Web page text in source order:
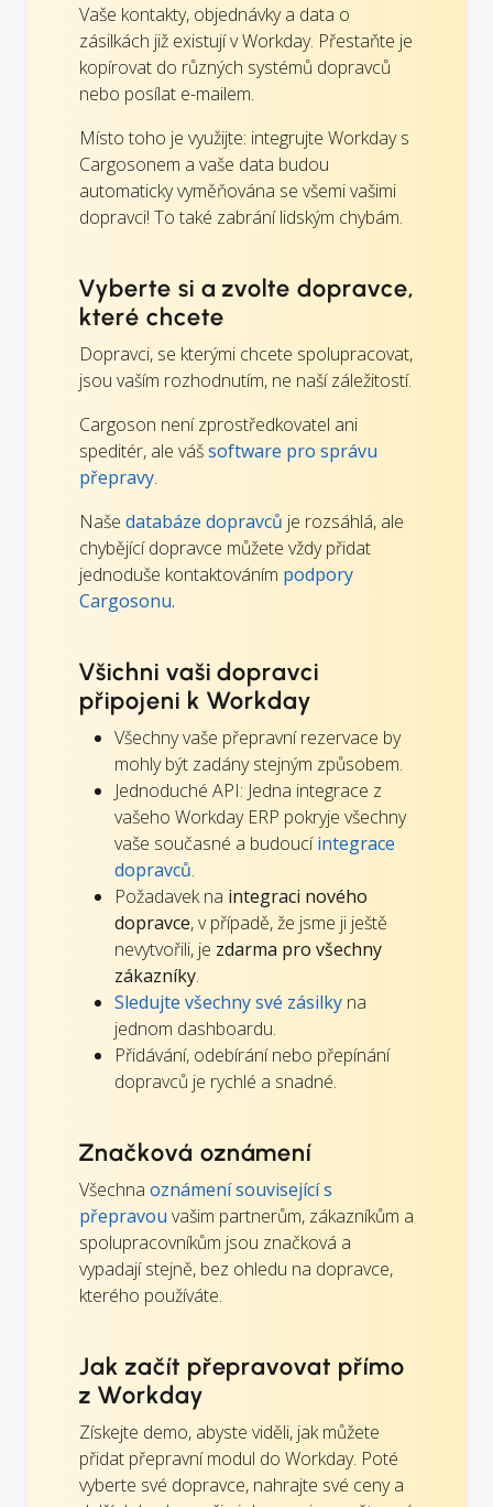
Vaše kontakty, objednávky a data o
zásilkách již existují v Workday. Přestaňte je
kopírovat do různých systémů dopravců
nebo posílat e-mailem.
Místo toho je využijte: integrujte Workday s
Cargosonem a vaše data budou
automaticky vyměňována se všemi vašimi
dopravci! To také zabrání lidským chybám.
Vyberte si a zvolte dopravce,
které chcete
Dopravci, se kterými chcete spolupracovat,
jsou vaším rozhodnutím, ne naší záležitostí.
Cargoson není zprostředkovatel ani
speditér, ale vášsoftware pro správu
přepravy.
Naše databáze dopravců je rozsáhlá, ale
chybějící dopravce můžete vždy přidat
jednoduše kontaktováním podpory
Cargosonu.
Všichni vaši dopravci
připojeni k Workday
Všechny vaše přepravní rezervace by
mohly být zadány stejným způsobem.
Jednoduché API: Jedna integrace z
vašeho Workday ERP pokryje všechny
vaše současné a budoucíintegrace
dopravců.
Požadavek na integraci nového
dopravce, v případě, že jsme ji ještě
nevytvořili, je zdarma pro všechny
zákazníky.
Sledujte všechny své zásilky na
jednom dashboardu.
Přidávání, odebírání nebo přepínání
dopravců je rychlé a snadné.
Značková oznámení
Všechna oznámení související s
přepravou vašim partnerům, zákazníkům a
spolupracovníkům jsou značková a
vypadají stejně, bez ohledu na dopravce,
kterého používáte.
Jak začít přepravovat přímo
z Workday
Získejte demo, abyste viděli, jak můžete
přidat přepravní modul do Workday. Poté
vyberte své dopravce, nahrajte své ceny a